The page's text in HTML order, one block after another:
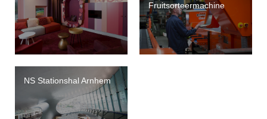
Fruitsorteermachine
NS Stationshal Arnhem